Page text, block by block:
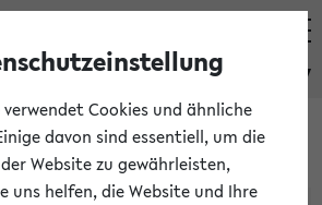
eKVV
verwendet Cookies und ähnliche
davon sind essentiell, um die
Website zu gewährleisten,
uns helfen, die Website und Ihre